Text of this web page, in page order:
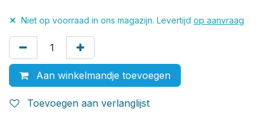
✕ Niet op voorraad in ons magazijn. Levertijd op aanvraag
Aan winkelmandje toevoegen
Toevoegen aan verlanglijst